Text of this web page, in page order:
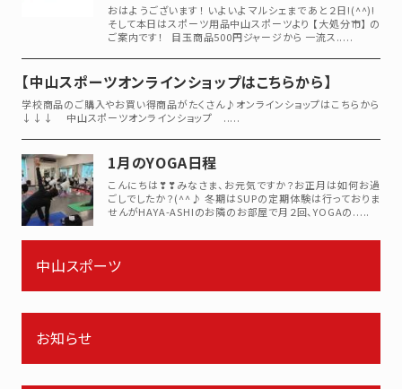
おはようございます！ いよいよマルシェまであと２日!(^^)!
そして本日はスポーツ用品中山スポーツより 【大処分市】 の
ご案内です！ 目玉商品500円ジャージから 一流ス.....
【中山スポーツオンラインショップはこちらから】
学校商品のご購入やお買い得商品がたくさん♪オンラインショップはこちらから
↓↓↓ 中山スポーツオンラインショップ .....
1月のYOGA日程
こんにちは❣❣みなさま、お元気ですか？お正月は如何お過
ごしでしたか？(^^♪ 冬期はSUPの定期体験は行っておりま
せんがHAYA-ASHIのお隣のお部屋で月２回、YOGAの.....
中山スポーツ
お知らせ